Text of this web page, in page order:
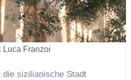
Luca Franzoi
die sizilianische Stadt